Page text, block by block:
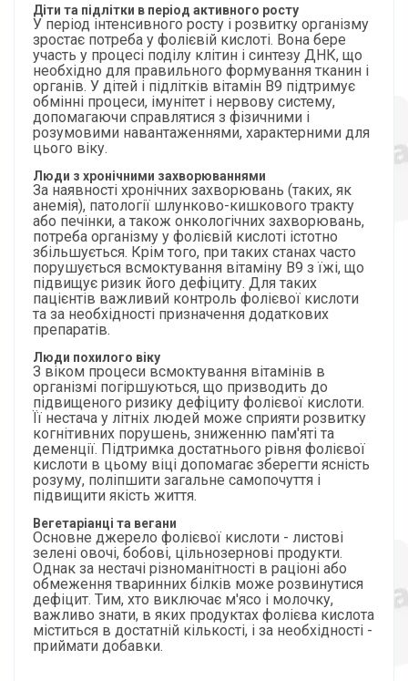
Діти та підлітки в період активного росту
У період інтенсивного росту і розвитку організму
зростає потреба у фолієвій кислоті. Вона бере
участь у процесі поділу клітин і синтезу ДНК, що
необхідно для правильного формування тканин і
органів. У дітей і підлітків вітамін B9 підтримує
обмінні процеси, імунітет і нервову систему,
допомагаючи справлятися з фізичними і
розумовими навантаженнями, характерними для
цього віку.
Люди з хронічними захворюваннями
За наявності хронічних захворювань (таких, як
анемія), патології шлунково-кишкового тракту
або печінки, а також онкологічних захворювань,
потреба організму у фолієвій кислоті істотно
збільшується. Крім того, при таких станах часто
порушується всмоктування вітаміну B9 з їжі, що
підвищує ризик його дефіциту. Для таких
пацієнтів важливий контроль фолієвої кислоти
та за необхідності призначення додаткових
препаратів.
Люди похилого віку
З віком процеси всмоктування вітамінів в
організмі погіршуються, що призводить до
підвищеного ризику дефіциту фолієвої кислоти.
Її нестача у літніх людей може сприяти розвитку
когнітивних порушень, зниженню пам'яті та
деменції. Підтримка достатнього рівня фолієвої
кислоти в цьому віці допомагає зберегти ясність
розуму, поліпшити загальне самопочуття і
підвищити якість життя.
Вегетаріанці та вегани
Основне джерело фолієвої кислоти - листові
зелені овочі, бобові, цільнозернові продукти.
Однак за нестачі різноманітності в раціоні або
обмеження тваринних білків може розвинутися
дефіцит. Тим, хто виключає м'ясо і молочку,
важливо знати, в яких продуктах фолієва кислота
міститься в достатній кількості, і за необхідності -
приймати добавки.